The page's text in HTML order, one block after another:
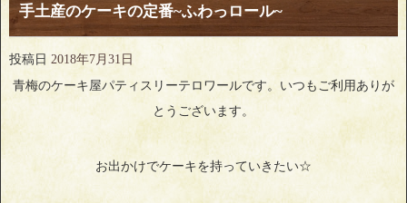
手土産のケーキの定番~ふわっロール~
投稿日 2018年7月31日
青梅のケーキ屋パティスリーテロワールです。いつもご利用ありが
とうございます。
お出かけでケーキを持っていきたい☆